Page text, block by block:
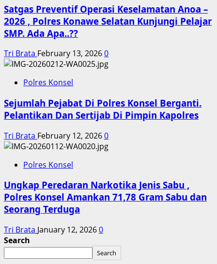
Satgas Preventif Operasi Keselamatan Anoa –
2026 , Polres Konawe Selatan Kunjungi Pelajar
SMP. Ada Apa..??
Tri Brata February 13, 20260
Polres Konsel
Sejumlah Pejabat Di Polres Konsel Berganti.
Pelantikan Dan Sertijab Di Pimpin Kapolres
Tri Brata February 12, 20260
Polres Konsel
Ungkap Peredaran Narkotika Jenis Sabu ,
Polres Konsel Amankan 71,78 Gram Sabu dan
Seorang Terduga
Tri Brata January 12, 20260
Search
Search